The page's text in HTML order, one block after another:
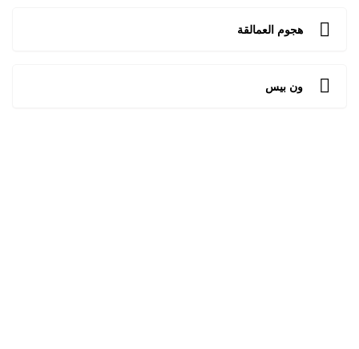
هجوم العمالقة
ون بيس